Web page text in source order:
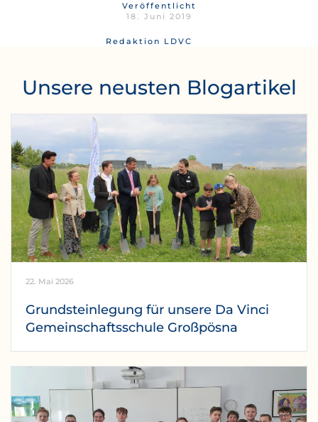
Veröffentlicht
18. Juni 2019
Redaktion LDVC
Unsere neusten Blogartikel
22. Mai 2026
Grundsteinlegung für unsere Da Vinci
Gemeinschaftsschule Großpösna